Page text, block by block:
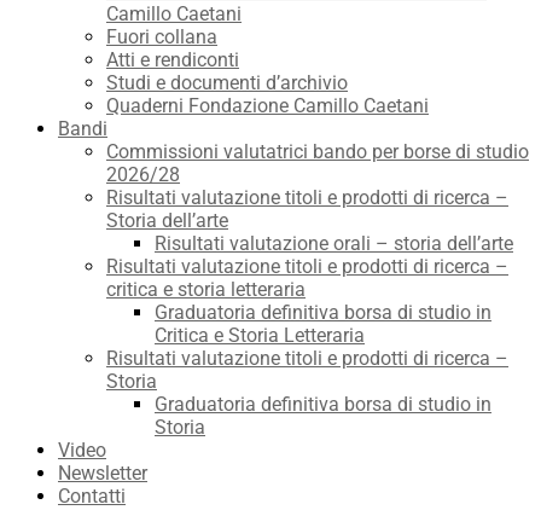
Camillo Caetani
Fuori collana
Atti e rendiconti
Studi e documenti d’archivio
Quaderni Fondazione Camillo Caetani
Bandi
Commissioni valutatrici bando per borse di studio
2026/28
Risultati valutazione titoli e prodotti di ricerca –
Storia dell’arte
Risultati valutazione orali – storia dell’arte
Risultati valutazione titoli e prodotti di ricerca –
critica e storia letteraria
Graduatoria definitiva borsa di studio in
Critica e Storia Letteraria
Risultati valutazione titoli e prodotti di ricerca –
Storia
Graduatoria definitiva borsa di studio in
Storia
Video
Newsletter
Contatti